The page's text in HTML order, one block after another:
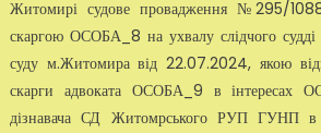
Житомирі судове провадження №295/
скаргою ОСОБА_8 на ухвалу слідчого судді
суду м.Житомира від 22.07.2024, якою
скарги адвоката ОСОБА_9 в інтересах
дізнавача СД Житомрського РУП ГУНП в